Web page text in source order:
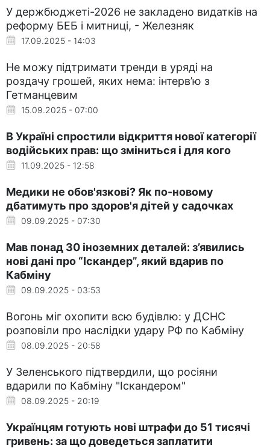
У держбюджеті-2026 не закладено видатків на
реформу БЕБ і митниці, - Железняк
17.09.2025 - 14:03
Не можу підтримати тренди в уряді на
роздачу грошей, яких нема: інтерв’ю з
Гетманцевим
15.09.2025 - 07:00
В Україні спростили відкриття нової категорії
водійських прав: що зміниться і для кого
11.09.2025 - 12:58
Медики не обов'язкові? Як по-новому
дбатимуть про здоров'я дітей у садочках
09.09.2025 - 07:30
Мав понад 30 іноземних деталей: з’явились
нові дані про “Іскандер”, який вдарив по
Кабміну
09.09.2025 - 03:53
Вогонь міг охопити всю будівлю: у ДСНС
розповіли про наслідки удару РФ по Кабміну
08.09.2025 - 20:58
У Зеленського підтвердили, що росіяни
вдарили по Кабміну "Іскандером"
08.09.2025 - 20:19
Українцям готують нові штрафи до 51 тисячі
гривень: за що доведеться заплатити